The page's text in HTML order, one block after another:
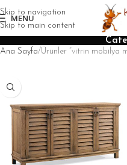
Skip to navigation
Skip to main content
MENU
Ana Sayfa Ürünler “vitrin mobilya